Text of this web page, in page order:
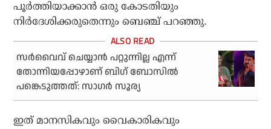
പൂര്‍ത്തിയാക്കാന്‍ ഒരു കോടതിയും
നിര്‍ദേശിക്കരുതെന്നും ബെഞ്ച് പറഞ്ഞു.
സർവൈവ് ചെയ്യാൻ പറ്റുന്നില്ല എന്ന്
തോന്നിയപ്പോഴാണ് ബിഗ് ബോസിൽ
പങ്കെടുത്തത്: സാഗർ സൂര്യ
ഇത് മാനസികവും വൈകാരികവും